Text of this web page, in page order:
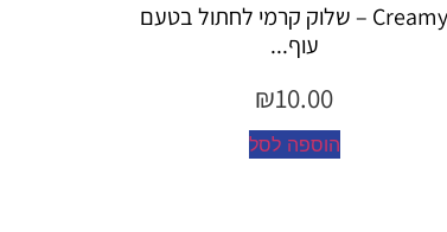
Creamy – שלוק קרמי לחתול בטעם
עוף...
₪10.00
הוספה לסל